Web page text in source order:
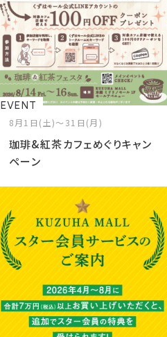
EVENT
8月1日(土)～31日(月)
珈琲&紅茶カフェめぐりキャン
ペーン